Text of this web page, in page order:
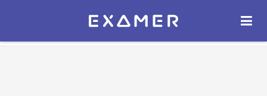
Экзамер — ЕГЭ 2027
ОТКРЫТЬ